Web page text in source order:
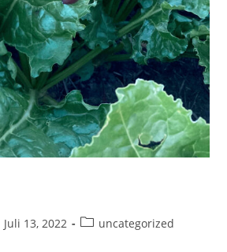
Juli 13, 2022 uncategorized